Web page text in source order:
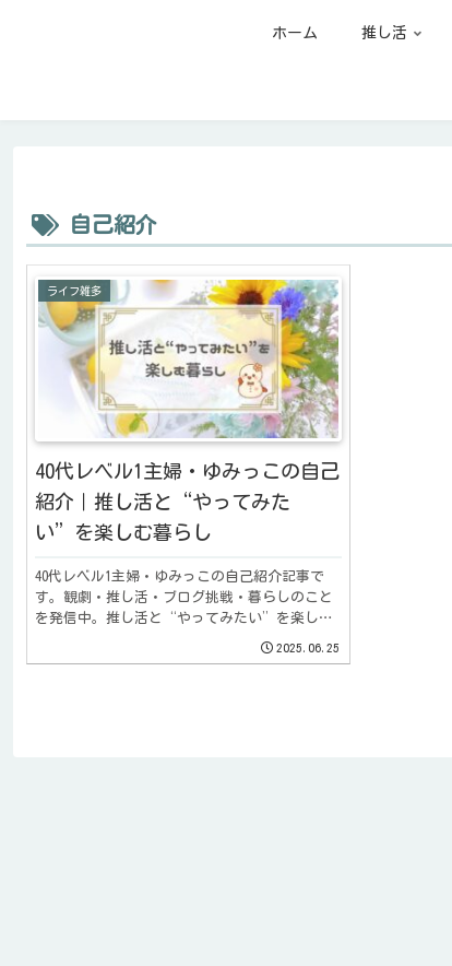
ホーム 推し活
自己紹介
ライフ雑多
40代レベル1主婦・ゆみっこの自己
紹介｜推し活と“やってみた
い”を楽しむ暮らし
40代レベル1主婦・ゆみっこの自己紹介記事で
す。観劇・推し活・ブログ挑戦・暮らしのこと
を発信中。推し活と“やってみたい”を楽しみ
ながら、ゆるく前に進む日常を綴っています。
2025.06.25